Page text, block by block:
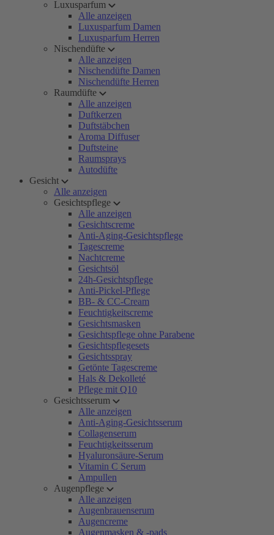
Luxusparfum
Alle anzeigen
Luxusparfum Damen
Luxusparfum Herren
Nischendüfte
Alle anzeigen
Nischendüfte Damen
Nischendüfte Herren
Raumdüfte
Alle anzeigen
Duftkerzen
Duftstäbchen
Aroma Diffuser
Duftsteine
Raumsprays
Autodüfte
Gesicht
Alle anzeigen
Gesichtspflege
Alle anzeigen
Gesichtscreme
Anti-Aging-Gesichtspflege
Tagescreme
Nachtcreme
Gesichtsöl
24h-Gesichtspflege
Anti-Pickel-Pflege
BB- & CC-Cream
Feuchtigkeitscreme
Gesichtsmasken
Gesichtspflege ohne Parabene
Gesichtspflegesets
Gesichtsspray
Getönte Tagescreme
Hals & Dekolleté
Pflege mit Q10
Gesichtsserum
Alle anzeigen
Anti-Aging-Gesichtsserum
Collagenserum
Feuchtigkeitsserum
Hyaluronsäure-Serum
Vitamin C Serum
Ampullen
Augenpflege
Alle anzeigen
Augenbrauenserum
Augencreme
Augenmasken & -pads